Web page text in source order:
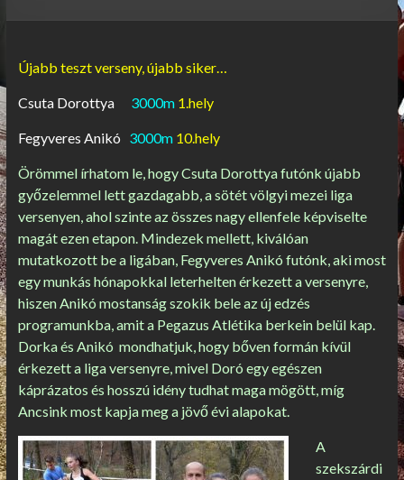
Újabb teszt verseny, újabb siker…
Csuta Dorottya 3000m 1.hely
Fegyveres Anikó 3000m 10.hely
Örömmel írhatom le, hogy Csuta Dorottya futónk újabb
győzelemmel lett gazdagabb, a sötét völgyi mezei liga
versenyen, ahol szinte az összes nagy ellenfele képviselte
magát ezen etapon. Mindezek mellett, kiválóan
mutatkozott be a ligában, Fegyveres Anikó futónk, aki most
egy munkás hónapokkal leterhelten érkezett a versenyre,
hiszen Anikó mostanság szokik bele az új edzés
programunkba, amit a Pegazus Atlétika berkein belül kap.
Dorka és Anikó mondhatjuk, hogy bőven formán kívül
érkezett a liga versenyre, mivel Doró egy egészen
káprázatos és hosszú idény tudhat maga mögött, míg
Ancsink most kapja meg a jövő évi alapokat.
A
szekszárdi